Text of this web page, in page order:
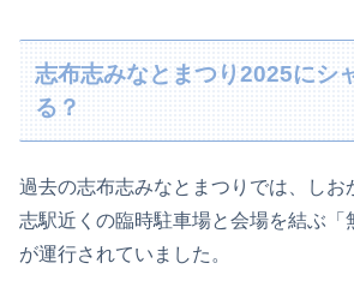
志布志みなとまつり2025にシ
る？
過去の志布志みなとまつりでは、しお
志駅近くの臨時駐車場と会場を結ぶ「
が運行されていました。